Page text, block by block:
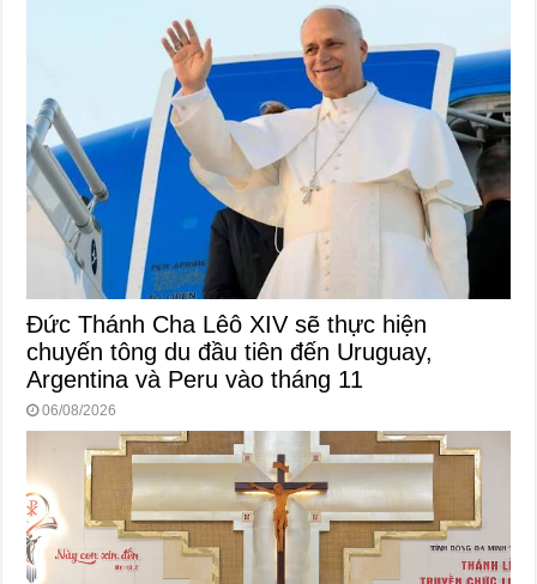
Đức Thánh Cha Lêô XIV sẽ thực hiện
chuyến tông du đầu tiên đến Uruguay,
Argentina và Peru vào tháng 11
06/08/2026